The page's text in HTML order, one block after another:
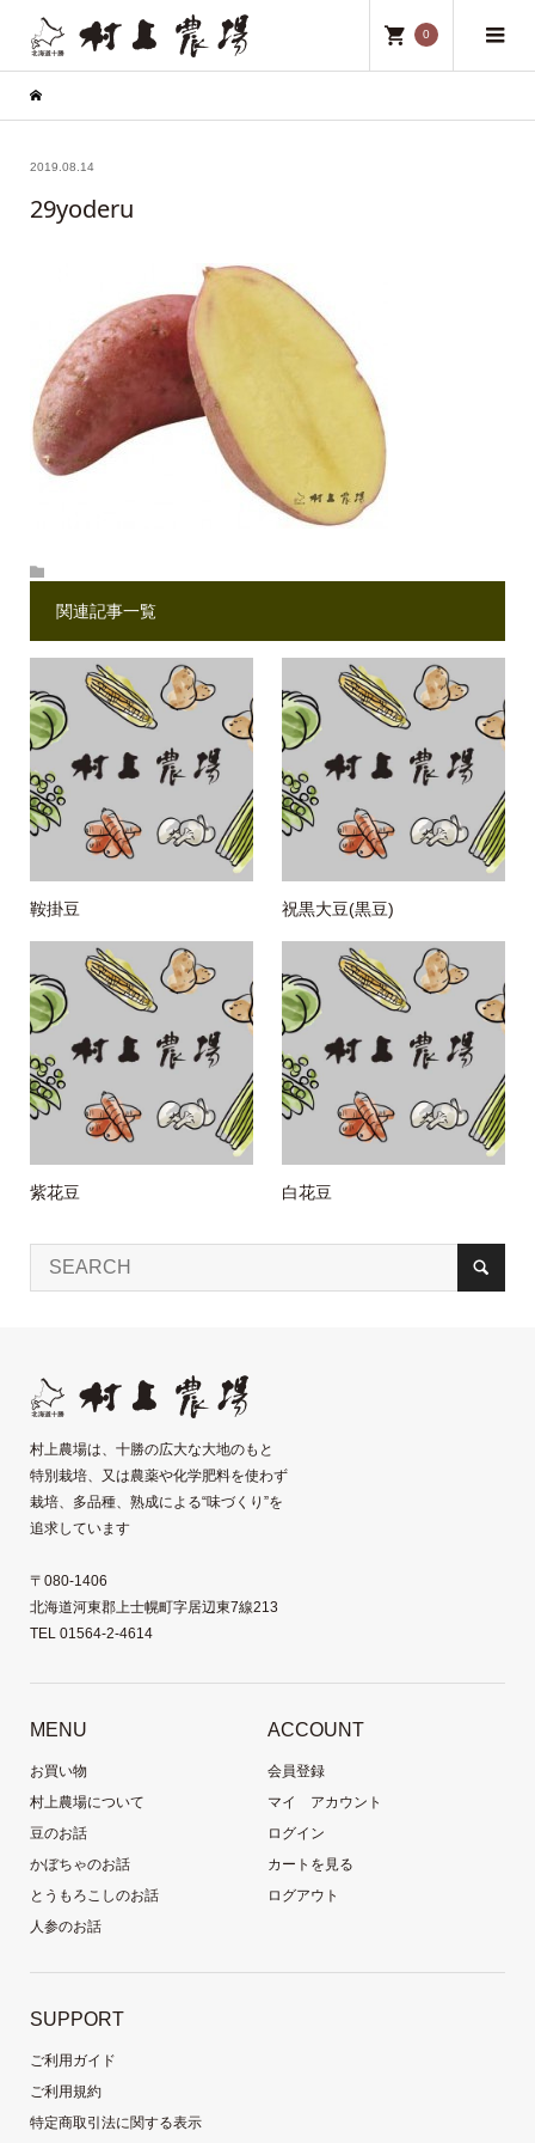
0
2019.08.14
29yoderu
関連記事一覧
鞍掛豆 祝黒大豆(黒豆)
紫花豆 白花豆
村上農場は、十勝の広大な大地のもと
特別栽培、又は農薬や化学肥料を使わず
栽培、多品種、熟成による“味づくり”を
追求しています
〒080-1406
北海道河東郡上士幌町字居辺東7線213
TEL 01564-2-4614
MENU
お買い物
村上農場について
豆のお話
かぼちゃのお話
とうもろこしのお話
人参のお話
ACCOUNT
会員登録
マイ アカウント
ログイン
カートを見る
ログアウト
SUPPORT
ご利用ガイド
ご利用規約
特定商取引法に関する表示